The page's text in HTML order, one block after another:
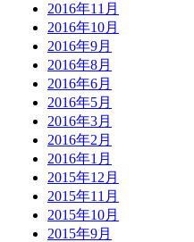
2016年11月
2016年10月
2016年9月
2016年8月
2016年6月
2016年5月
2016年3月
2016年2月
2016年1月
2015年12月
2015年11月
2015年10月
2015年9月